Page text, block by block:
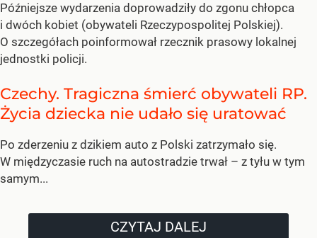
Późniejsze wydarzenia doprowadziły do zgonu chłopca
i dwóch kobiet (obywateli Rzeczypospolitej Polskiej).
O szczegółach poinformował rzecznik prasowy lokalnej
jednostki policji.
Czechy. Tragiczna śmierć obywateli RP.
Życia dziecka nie udało się uratować
Po zderzeniu z dzikiem auto z Polski zatrzymało się.
W międzyczasie ruch na autostradzie trwał – z tyłu w tym
samym...
CZYTAJ DALEJ